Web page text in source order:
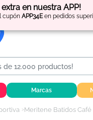
extra en nuestra APP!
cupón APP34Een pedidos
y obténpuntos por tus
Marcas